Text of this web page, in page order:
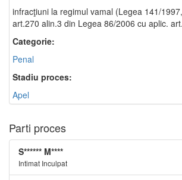
infracţiuni la regimul vamal (Legea 141/
art.270 alin.3 din Legea 86/2006 cu aplic.
Categorie:
Penal
Stadiu proces:
Apel
Parti proces
S****** M****
Intimat Inculpat